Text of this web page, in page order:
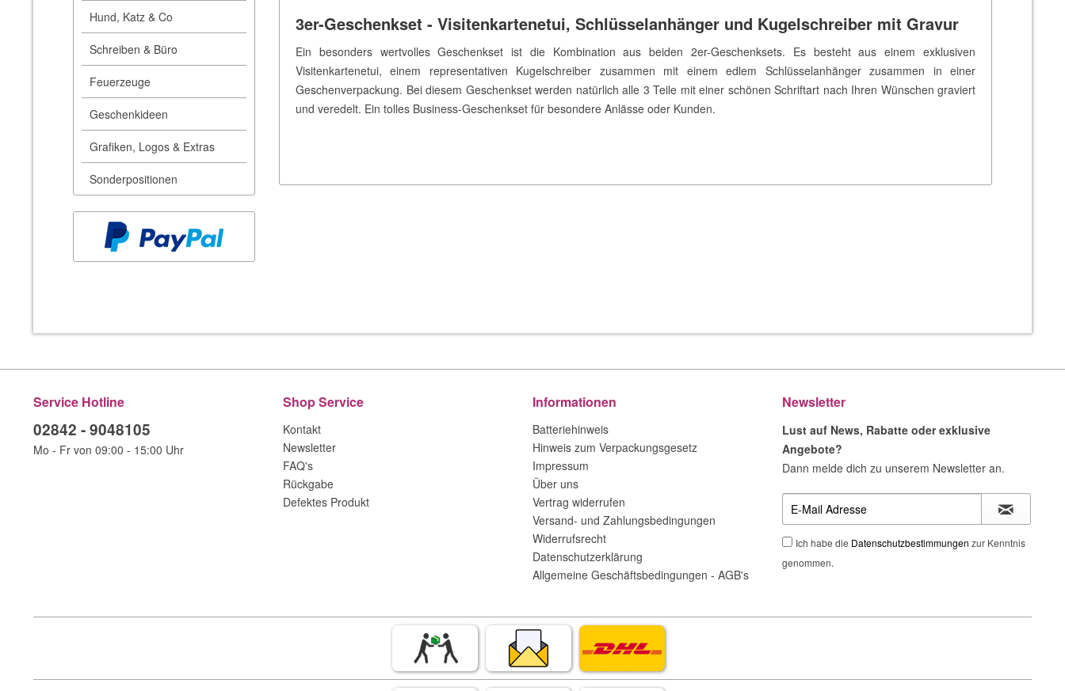
Hund, Katz & Co
Schreiben & Büro
Feuerzeuge
Geschenkideen
Grafiken, Logos & Extras
Sonderpositionen
3er-Geschenkset - Visitenkartenetui, Schlüsselanhänger und Kugelschreiber mit Gravur
Ein besonders wertvolles Geschenkset ist die Kombination aus beiden 2er-Geschenksets. Es besteht aus einem exklusiven
Visitenkartenetui, einem representativen Kugelschreiber zusammen mit einem edlem Schlüsselanhänger zusammen in einer
Geschenverpackung. Bei diesem Geschenkset werden natürlich alle 3 Teile mit einer schönen Schriftart nach Ihren Wünschen graviert
und veredelt. Ein tolles Business-Geschenkset für besondere Anlässe oder Kunden.
Service Hotline
02842 - 9048105
Mo - Fr von 09:00 - 15:00 Uhr
Shop Service
Kontakt
Newsletter
FAQ's
Rückgabe
Defektes Produkt
Informationen
Batteriehinweis
Hinweis zum Verpackungsgesetz
Impressum
Über uns
Vertrag widerrufen
Versand- und Zahlungsbedingungen
Widerrufsrecht
Datenschutzerklärung
Allgemeine Geschäftsbedingungen - AGB's
Newsletter
Lust auf News, Rabatte oder exklusive
Angebote?
Dann melde dich zu unserem Newsletter an.
Ich habe die Datenschutzbestimmungen zur Kenntnis
genommen.